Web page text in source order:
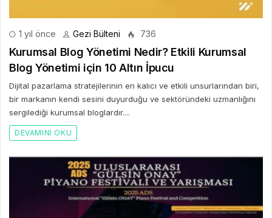
1 yıl önce Gezi Bülteni 736
Kurumsal Blog Yönetimi Nedir? Etkili Kurumsal
Blog Yönetimi için 10 Altın İpucu
Dijital pazarlama stratejilerinin en kalıcı ve etkili unsurlarından biri,
bir markanın kendi sesini duyurduğu ve sektöründeki uzmanlığını
sergilediği kurumsal bloglardır....
DEVAMINI OKU